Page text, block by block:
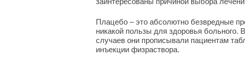
Плацебо – это абсолютно безвредные
никакой пользы для здоровья
случаев они прописывали пациентам
инъекции физраствора.